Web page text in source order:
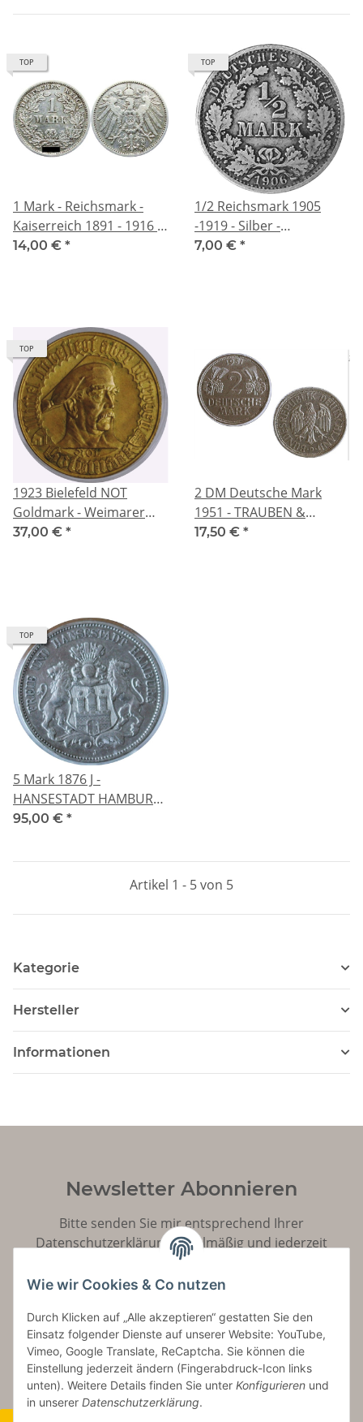
TOP
1 Mark - Reichsmark -
Kaiserreich 1891 - 1916 -
5 g Silber - Grosser
14,00 € *
TOP
1/2 Reichsmark 1905
-1919 - Silber -
Kaiserreich - 2,75 gr
7,00 € *
TOP
1923 Bielefeld NOT
Goldmark - Weimarer
Republik Notmünze -
37,00 € *
2 DM Deutsche Mark
1951 - TRAUBEN &
ÄHREN - Historische
17,50 € *
TOP
5 Mark 1876 J -
HANSESTADT HAMBURG
- Kaiserreich - SS Sehr
95,00 € *
Artikel 1 - 5 von 5
Kategorie
Hersteller
Informationen
Newsletter Abonnieren
Bitte senden Sie mir entsprechend Ihrer
Datenschutzerklärungregelmäßig und jederzeit
widerruflich Informationen zu Ihrem Produktsortiment
per E-Mail zu.
Abonnieren
Wie wir Cookies & Co nutzen
Durch Klicken auf „Alle akzeptieren“ gestatten Sie den
Einsatz folgender Dienste auf unserer Website: YouTube,
Vimeo, Google Translate, ReCaptcha. Sie können die
Einstellung jederzeit ändern (Fingerabdruck-Icon links
unten). Weitere Details finden Sie unter Konfigurieren und
in unserer Datenschutzerklärung.